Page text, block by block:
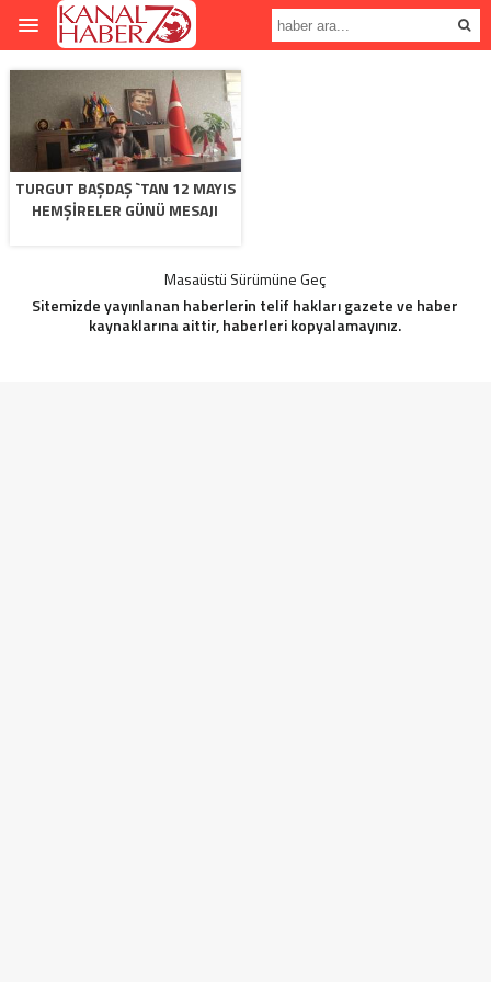
TURGUT BAŞDAŞ `TAN 12 MAYIS
HEMŞIRELER GÜNÜ MESAJI
Masaüstü Sürümüne Geç
Sitemizde yayınlanan haberlerin telif hakları gazete ve haber
kaynaklarına aittir, haberleri kopyalamayınız.